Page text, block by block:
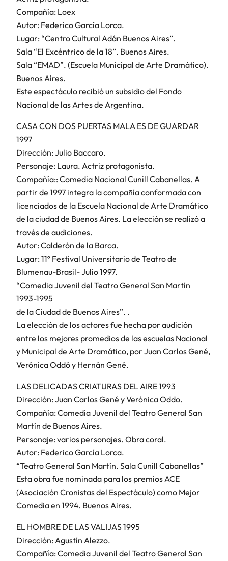
Compañía: Loex
Autor: Federico García Lorca.
Lugar: “Centro Cultural Adán Buenos Aires”.
Sala “El Excéntrico de la 18”. Buenos Aires.
Sala “EMAD”. (Escuela Municipal de Arte Dramático).
Buenos Aires.
Este espectáculo recibió un subsidio del Fondo
Nacional de las Artes de Argentina.
CASA CON DOS PUERTAS MALA ES DE GUARDAR
1997
Dirección: Julio Baccaro.
Personaje: Laura. Actriz protagonista.
Compañía:: Comedia Nacional Cunill Cabanellas. A
partir de 1997 integra la compañía conformada con
licenciados de la Escuela Nacional de Arte Dramático
de la ciudad de Buenos Aires. La elección se realizó a
través de audiciones.
Autor: Calderón de la Barca.
Lugar: 11º Festival Universitario de Teatro de
Blumenau-Brasil- Julio 1997.
“Comedia Juvenil del Teatro General San Martín
1993-1995
de la Ciudad de Buenos Aires”. .
La elección de los actores fue hecha por audición
entre los mejores promedios de las escuelas Nacional
y Municipal de Arte Dramático, por Juan Carlos Gené,
Verónica Oddó y Hernán Gené.
LAS DELICADAS CRIATURAS DEL AIRE 1993
Dirección: Juan Carlos Gené y Verónica Oddo.
Compañía: Comedia Juvenil del Teatro General San
Martín de Buenos Aires.
Personaje: varios personajes. Obra coral.
Autor: Federico García Lorca.
“Teatro General San Martín. Sala Cunill Cabanellas”
Esta obra fue nominada para los premios ACE
(Asociación Cronistas del Espectáculo) como Mejor
Comedia en 1994. Buenos Aires.
EL HOMBRE DE LAS VALIJAS 1995
Dirección: Agustín Alezzo.
Compañía: Comedia Juvenil del Teatro General San